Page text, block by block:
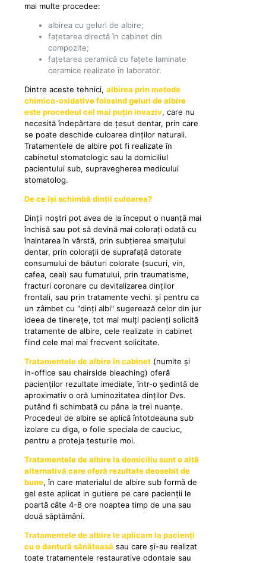
mai multe procedee:
albirea cu geluri de albire;
fațetarea directă în cabinet din
compozite;
fațetarea ceramică cu fațete laminate
ceramice realizate în laborator.
Dintre aceste tehnici, albirea prin metode
chimico-oxidative folosind geluri de albire
este procedeul cel mai puțin invaziv, care nu
necesită îndepărtare de țesut dentar, prin care
se poate deschide culoarea dinților naturali.
Tratamentele de albire pot fi realizate în
cabinetul stomatologic sau la domiciliul
pacientului sub, supravegherea medicului
stomatolog.
De ce își schimbă dinții culoarea?
Dinții noștri pot avea de la început o nuanță mai
închisă sau pot să devină mai colorați odată cu
înaintarea în vârstă, prin subțierea smalțului
dentar, prin colorații de suprafață datorate
consumului de băuturi colorate (sucuri, vin,
cafea, ceai) sau fumatului, prin traumatisme,
fracturi coronare cu devitalizarea dinților
frontali, sau prin tratamente vechi. și pentru ca
un zâmbet cu "dinți albi" sugerează celor din jur
ideea de tinerețe, tot mai mulți pacienți solicită
tratamente de albire, cele realizate in cabinet
fiind cele mai mai frecvent solicitate.
Tratamentele de albire în cabinet (numite și
in-office sau chairside bleaching) oferă
pacienților rezultate imediate, într-o ședintă de
aproximativ o oră luminozitatea dinților Dvs.
putând fi schimbată cu pâna la trei nuanțe.
Procedeul de albire se aplică întotdeauna sub
izolare cu diga, o folie speciala de cauciuc,
pentru a proteja țesturile moi.
Tratamentele de albire la domiciliu sunt o altă
alternativă care oferă rezultate deosebit de
bune, în care materialul de albire sub formă de
gel este aplicat in gutiere pe care pacienții le
poartă câte 4-8 ore noaptea timp de una sau
două săptămâni.
Tratamentele de albire le aplicam la pacienți
cu o dantură sănătoasă sau care și-au realizat
toate tratamentele restaurative odontale sau